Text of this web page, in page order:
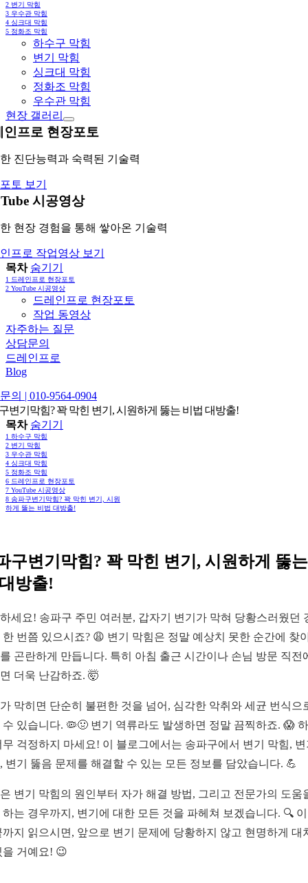
2 변기 막힘
3 우수관 막힘
4 싱크대 막힘
5 정화조 막힘
하수구 막힘
변기 막힘
싱크대 막힘
정화조 막힘
우수관 막힘
현장 갤러리
인프로 현장포토
진단능력과 숙력된 기술력
토 보기
시공영상
현장 경험을 통해 쌓아온 기술력
프로 작업영상 보기
목차 숨기기
1 드레인프로 현장포토
2 YouTube 시공영상
드레인프로 현장포토
작업 동영상
자주하는 질문
상담문의
드레인프로
Blog
의 | 010-9564-0904
변기막힘? 꽉 막힌 변기, 시원하게 뚫는 비법 대방출!
목차 숨기기
1 하수구 막힘
2 변기 막힘
3 우수관 막힘
4 싱크대 막힘
5 정화조 막힘
6 드레인프로 현장포토
7 YouTube 시공영상
8 송파구변기막힘? 꽉 막힌 변기, 시원
하게 뚫는 비법 대방출!
구변기막힘? 꽉 막힌 변기, 시원하게 뚫
방출!
세요! 송파구 주민 여러분, 갑자기 변기가 막혀 당황스러웠던
한 번쯤 있으시죠? 😩 변기 막힘은 정말 예상치 못한 순간에 찾
곤란하게 만듭니다. 특히 아침 출근 시간이나 손님 방문 직전
더욱 난감하죠. 🤯
막히면 단순히 불편한 것을 넘어, 심각한 악취와 세균 번식으
수 있습니다. 🦠🤢 변기 역류라도 발생하면 정말 끔찍하죠. 😱
무 걱정하지 마세요! 이 블로그에서는 송파구에서 변기 막힘, 변
변기 뚫음 문제를 해결할 수 있는 모든 정보를 담았습니다. 💪
변기 막힘의 원인부터 자가 해결 방법, 그리고 전문가의 도움
하는 경우까지, 변기에 대한 모든 것을 파헤쳐 보겠습니다. 🔍
까지 읽으시면, 앞으로 변기 문제에 당황하지 않고 현명하게 대
을 거예요! 😉